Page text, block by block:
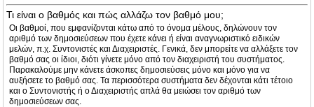
Τι είναι ο βαθμός και πώς αλλάζω τον βαθμό μου;
Οι βαθμοί, που εμφανίζονται κάτω από το όνομα μέλους, δηλώνουν τον
αριθμό των δημοσιεύσεων που έχετε κάνει ή είναι αναγνωριστικό ειδικών
μελών, π.χ. Συντονιστές και Διαχειριστές. Γενικά, δεν μπορείτε να αλλάξετε τον
βαθμό σας οι ίδιοι, διότι γίνετε μόνο από τον διαχειριστή του συστήματος.
Παρακαλούμε μην κάνετε άσκοπες δημοσιεύσεις μόνο και μόνο για να
αυξήσετε το βαθμό σας. Τα περισσότερα συστήματα δεν δέχονται κάτι τέτοιο
και ο Συντονιστής ή ο Διαχειριστής απλά θα μειώσει τον αριθμό των
δημοσιεύσεων σας.